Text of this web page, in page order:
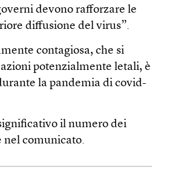
devono rafforzare le
diffusione del virus”.
contagiosa, che si
potenzialmente letali, è
la pandemia di covid-
il numero dei
nel comunicato.